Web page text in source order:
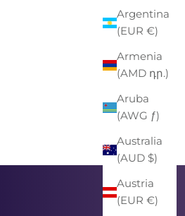
Argentina
(EUR €)
Armenia
(AMD դր.)
Aruba
(AWG ƒ)
Australia
(AUD $)
Austria
(EUR €)
PREZZO
€130,00-40%€78,00